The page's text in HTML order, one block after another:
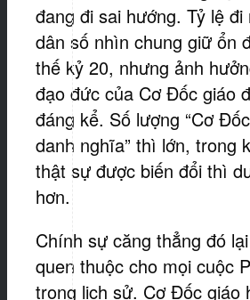
đang đi sai hướng. Tỷ lệ
dân số nhìn chung giữ ổn
thế kỷ 20, nhưng ảnh
đạo đức của Cơ Đốc giáo
đáng kể. Số lượng “Cơ
danh nghĩa” thì lớn, trong
thật sự được biến đổi thì
hơn.
Chính sự căng thẳng đó
quen thuộc cho mọi cuộc
trong lịch sử. Cơ Đốc giáo